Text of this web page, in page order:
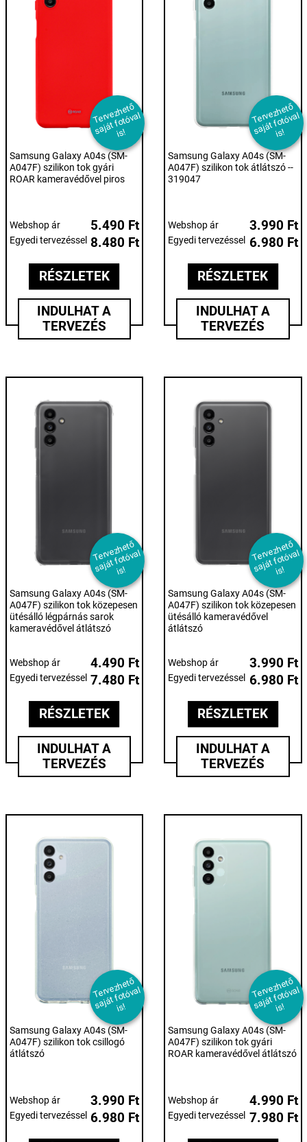
T
er
v
e
z
h
et
ő
s
aj
át f
ot
ó
v
al
i
s!
Samsung Galaxy A04s (SM-
A047F) szilikon tok gyári
ROAR kameravédővel piros
Webshop ár 5.490 Ft
Egyedi tervezéssel 8.480 Ft
RÉSZLETEK
INDULHAT A
TERVEZÉS
T
er
v
e
z
h
et
ő
s
aj
át f
ot
ó
v
al
i
s!
Samsung Galaxy A04s (SM-
A047F) szilikon tok átlátszó --
319047
Webshop ár 3.990 Ft
Egyedi tervezéssel 6.980 Ft
RÉSZLETEK
INDULHAT A
TERVEZÉS
T
er
v
e
z
h
et
ő
s
aj
át f
ot
ó
v
al
i
s!
Samsung Galaxy A04s (SM-
A047F) szilikon tok közepesen
ütésálló légpárnás sarok
kameravédővel átlátszó
Webshop ár 4.490 Ft
Egyedi tervezéssel 7.480 Ft
RÉSZLETEK
INDULHAT A
TERVEZÉS
T
er
v
e
z
h
et
ő
s
aj
át f
ot
ó
v
al
i
s!
Samsung Galaxy A04s (SM-
A047F) szilikon tok közepesen
ütésálló kameravédővel
átlátszó
Webshop ár 3.990 Ft
Egyedi tervezéssel 6.980 Ft
RÉSZLETEK
INDULHAT A
TERVEZÉS
T
er
v
e
z
h
et
ő
s
aj
át f
ot
ó
v
al
i
s!
Samsung Galaxy A04s (SM-
A047F) szilikon tok csillogó
átlátszó
Webshop ár 3.990 Ft
Egyedi tervezéssel 6.980 Ft
T
er
v
e
z
h
et
ő
s
aj
át f
ot
ó
v
al
i
s!
Samsung Galaxy A04s (SM-
A047F) szilikon tok gyári
ROAR kameravédővel átlátszó
Webshop ár 4.990 Ft
Egyedi tervezéssel 7.980 Ft